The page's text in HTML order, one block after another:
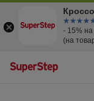
- 15% на
(на